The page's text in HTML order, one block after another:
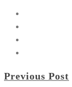
Previous Post